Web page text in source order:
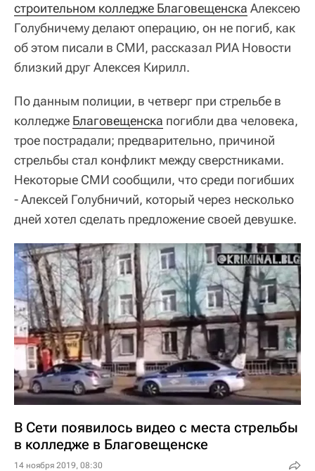
строительном колледже Благовещенска Алексею
Голубничему делают операцию, он не погиб, как
об этом писали в СМИ, рассказал РИА Новости
близкий друг Алексея Кирилл.
По данным полиции, в четверг при стрельбе в
колледже Благовещенска погибли два человека,
трое пострадали; предварительно, причиной
стрельбы стал конфликт между сверстниками.
Некоторые СМИ сообщили, что среди погибших
- Алексей Голубничий, который через несколько
дней хотел сделать предложение своей девушке.
В Сети появилось видео с места стрельбы
в колледже в Благовещенске
14 ноября 2019, 08:30